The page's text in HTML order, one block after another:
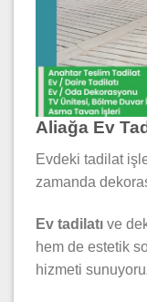
Aliağa Ev
Evdeki tadilat
zamanda
Ev tadilatı ve
hem de estetik
hizmeti